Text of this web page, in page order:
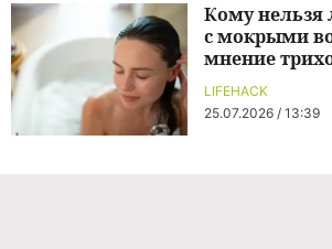
LIFEHACK
25.07.2026 / 13:39
Кому нельзя
с мокрыми
мнение